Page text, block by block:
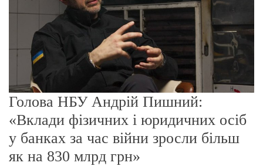
е
ж
м
у
Голова НБУ Андрій Пишний:
«Вклади фізичних і юридичних осіб
у банках за час війни зросли більш
як на 830 млрд грн»